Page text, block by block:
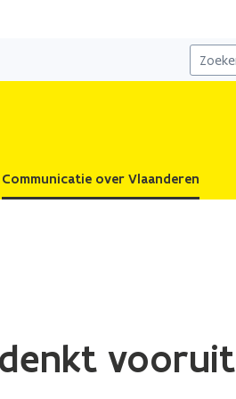
Communicatie over Vlaanderen
vooruit